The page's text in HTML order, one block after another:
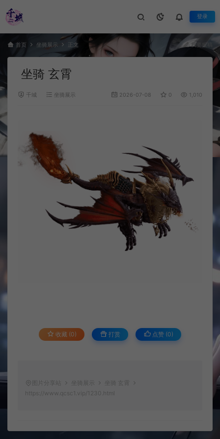
登录
首页 坐骑展示 正文 我要投稿
坐骑 玄霄
千城 坐骑展示 2026-07-08 0 1,010
收藏 (0) 打赏 点赞 (0)
图片分享站 坐骑展示
坐骑 玄霄
https://www.qcsc1.vip/1230.html